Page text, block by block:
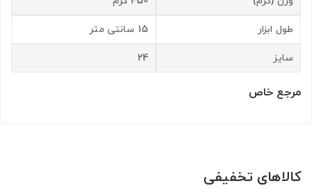
طول ابزار 15 سانتی متر
سایز 24
مرجع خاص
کالاهای تخفیفی